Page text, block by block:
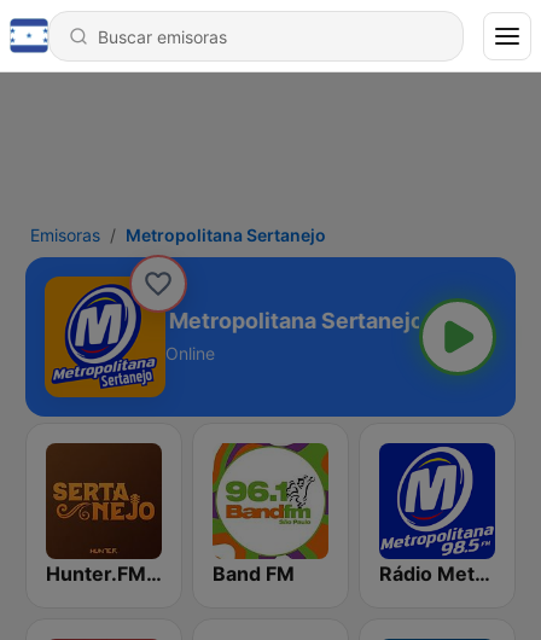
Emisoras Metropolitana Sertanejo
Metropolitana Sertanejo
Online
Hunter.FM - Sertanejo Band FM Rádio Metropolitana 98.5 FM